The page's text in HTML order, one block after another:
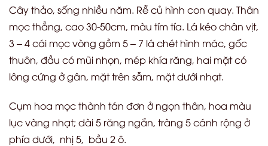
Cây thảo, sống nhiều năm. Rễ củ hình con quay. Thân
mọc thẳng, cao 30-50cm, màu tím tía. Lá kéo chân vịt,
3 – 4 cái mọc vòng gồm 5 – 7 lá chét hình mác, gốc
thuôn, đầu có mũi nhọn, mép khía răng, hai mặt có
lông cứng ở gân, mặt trên sẫm, mặt dưới nhạt.
Cụm hoa mọc thành tán đơn ở ngọn thân, hoa màu
lục vàng nhạt; dài 5 răng ngắn, tràng 5 cánh rộng ở
phía dưới, nhị 5, bầu 2 ô.